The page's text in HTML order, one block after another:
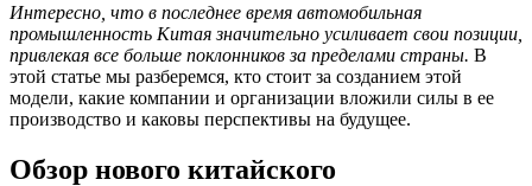
Интересно, что в последнее время автомобильная
промышленность Китая значительно усиливает свои позиции,
привлекая все больше поклонников за пределами страны. В
этой статье мы разберемся, кто стоит за созданием этой
модели, какие компании и организации вложили силы в ее
производство и каковы перспективы на будущее.
Обзор нового китайского